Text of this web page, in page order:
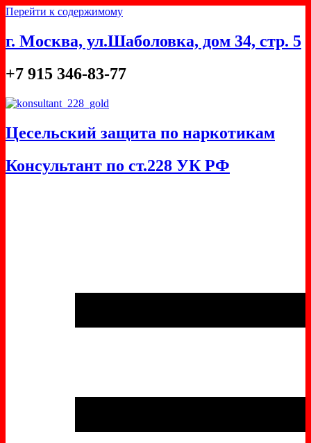
Перейти к содержимому
г. Москва, ул.Шаболовка, дом 34, стр. 5
+7 915 346-83-77
Цесельский защита по наркотикам
Консультант по ст.228 УК РФ